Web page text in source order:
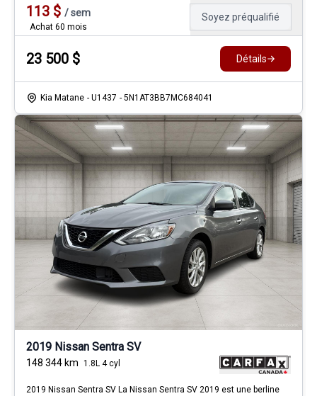
113 $ /sem
Achat 60 mois
Soyez préqualifié
23 500 $ Détails
Kia Matane - U1437 - 5N1AT3BB7MC684041
2019 Nissan Sentra SV
148 344 km 1.8L 4 cyl
2019 Nissan Sentra SV La Nissan Sentra SV 2019 est une berline